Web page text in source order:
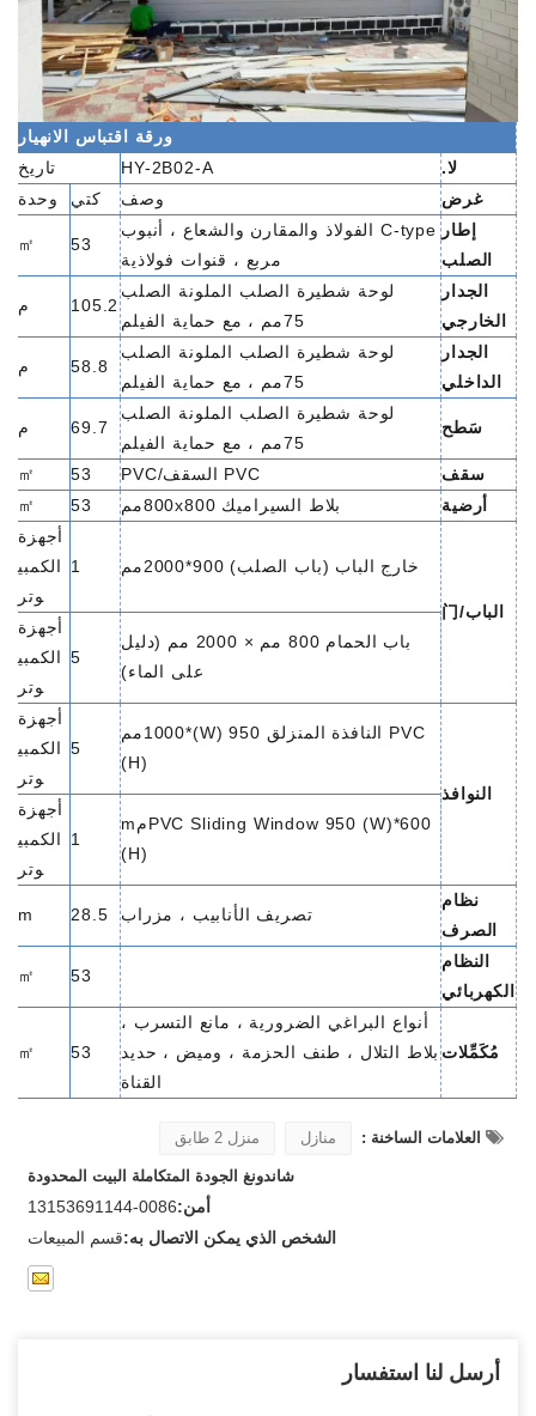
ورقة اقتباس الانهيار
لا.
HY-2B02-A
تاريخ
غرض
وصف كتي
وحدة
إطار
الصلب
C-type الفولاذ والمقارن والشعاع ، أنبوب
مربع ، قنوات فولاذية
53
㎡
الجدار
الخارجي
لوحة شطيرة الصلب الملونة الصلب
75مم ، مع حماية الفيلم
105.2 م
الجدار
الداخلي
لوحة شطيرة الصلب الملونة الصلب
75مم ، مع حماية الفيلم
58.8 م
سَطح
لوحة شطيرة الصلب الملونة الصلب
75مم ، مع حماية الفيلم
69.7 م
سقف PVC السقف/PVC 53
㎡
أرضية
بلاط السيراميك 800x800مم 53
㎡
الباب/门
خارج الباب (باب الصلب) 900*2000مم 1
أجهزة
الكمبي
وتر
باب الحمام 800 مم × 2000 مم (دليل
على الماء)
5
أجهزة
الكمبي
وتر
النوافذ
PVC النافذة المنزلق 950 (W)*1000مم
(H)
5
أجهزة
الكمبي
وتر
PVC Sliding Window 950 (W)*600مm
(H)
1
أجهزة
الكمبي
وتر
نظام
الصرف
تصريف الأنابيب ، مزراب 28.5
m
النظام
الكهربائي
53
㎡
مُكَمِّلات
أنواع البراغي الضرورية ، مانع التسرب ،
بلاط التلال ، طنف الحزمة ، وميض ، حديد
القناة
53
㎡
العلامات الساخنة : منازل منزل 2 طابق
شاندونغ الجودة المتكاملة البيت المحدودة
أمن:0086-13153691144
الشخص الذي يمكن الاتصال به:قسم المبيعات
أرسل لنا استفسار